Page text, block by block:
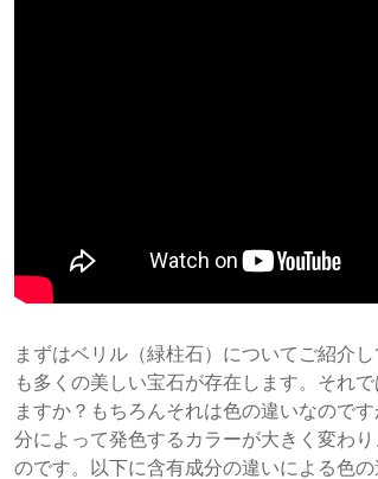
まずはベリル（緑柱石）についてご紹介
も多くの美しい宝石が存在します。それ
ますか？もちろんそれは色の違いなので
分によって発色するカラーが大きく変わ
のです。以下に含有成分の違いによる色の